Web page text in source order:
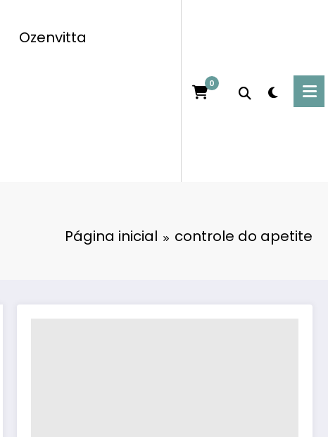
Ozenvitta
0
Página inicial controle do apetite